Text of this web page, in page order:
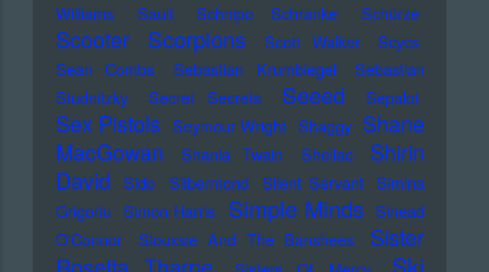
Williams
Sault Schnipo Schranke Schürze
Scooter Scorpions Scott Walker
Scycs
Sean Combs
Sebastian Krumbiegel
Sebastian
Studnitzky
Secret Secrets Seeed Sepalot
Sex Pistols Seymour Wright Shaggy Shane
MacGowan
Shania Twain Shellac
Shirin
David
Sido Silbermond Silent Servant Simina
Grigoriu Simon Harris Simple Minds Sinead
O'Connor
Siouxsie And The Banshees
Sister